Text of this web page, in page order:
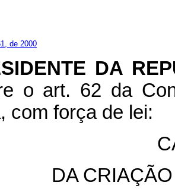
de 2000
DA
o art. 62 da
com força de lei:
DA